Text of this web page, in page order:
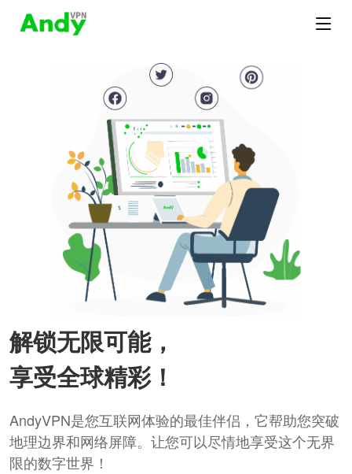
解锁无限可能，
享受全球精彩！
AndyVPN是您互联网体验的最佳伴侣，它帮助您突破
地理边界和网络屏障。让您可以尽情地享受这个无界
限的数字世界！